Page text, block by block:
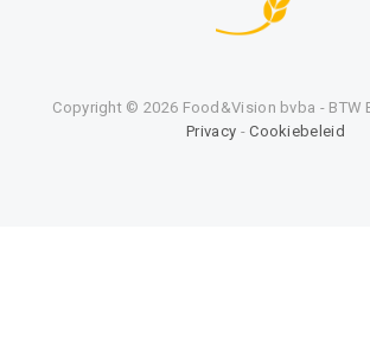
Copyright © 2026 Food&Vision bvba - BTW
Privacy -Cookiebeleid